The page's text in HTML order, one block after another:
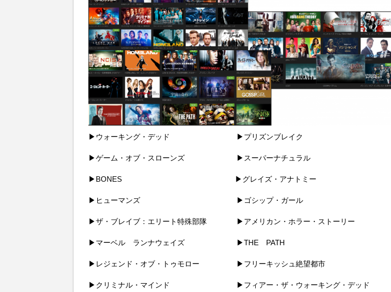
▶ウォーキング・デッド ▶プリズンブレイク
▶ゲーム・オブ・スローンズ ▶スーパーナチュラル
▶BONES ▶グレイズ・アナトミー
▶ヒューマンズ ▶ゴシップ・ガール
▶ザ・ブレイブ：エリート特殊部隊 ▶アメリカン・ホラー・ストーリー
▶マーベル ランナウェイズ ▶THE PATH
▶レジェンド・オブ・トゥモロー ▶フリーキッシュ絶望都市
▶クリミナル・マインド ▶フィアー・ザ・ウォーキング・デッド